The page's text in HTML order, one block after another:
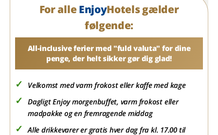
For alle EnjoyHotels gælder
følgende:
All-inclusive ferier med "fuld valuta" for dine
penge, der helt sikker gør dig glad!
Velkomst med varm frokost eller kaffe med kage
Dagligt Enjoy morgenbuffet, varm frokost eller
madpakke og en fremragende middag
Alle drikkevarer er gratis hver dag fra kl. 17.00 til